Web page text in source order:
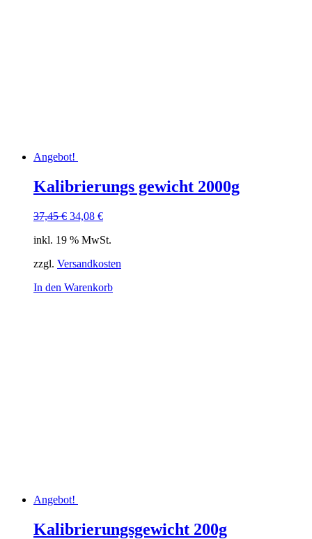
Angebot!
Kalibrierungs gewicht 2000g
37,45€ Ursprünglicher
war:
34,08 €Aktueller
ist:
inkl. 19 % MwSt.
zzgl. Versandkosten
In den Warenkorb
Angebot!
Kalibrierungsgewicht 200g